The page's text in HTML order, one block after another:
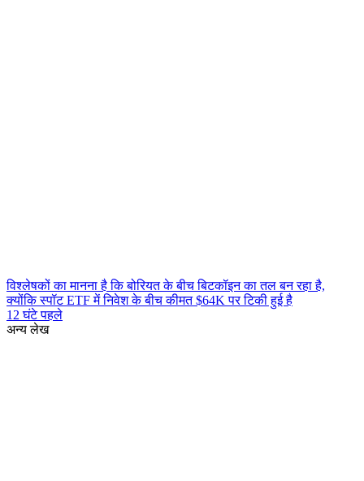
विश्लेषकों का मानना है कि बोरियत के बीच बिटकॉइन का तल बन रहा है,
क्योंकि स्पॉट ETF में निवेश के बीच कीमत $64K पर टिकी हुई है
12 घंटे पहले
अन्य लेख